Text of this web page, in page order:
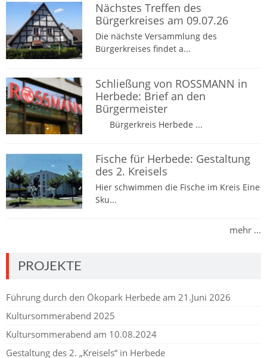
Nächstes Treffen des
Bürgerkreises am 09.07.26
Die nächste Versammlung des
Bürgerkreises findet a...
Schließung von ROSSMANN in
Herbede: Brief an den
Bürgermeister
Bürgerkreis Herbede ...
Fische für Herbede: Gestaltung
des 2. Kreisels
Hier schwimmen die Fische im Kreis Eine
Sku...
mehr ...
PROJEKTE
Führung durch den Ökopark Herbede am 21.Juni 2026
Kultursommerabend 2025
Kultursommerabend am 10.08.2024
Gestaltung des 2. „Kreisels“ in Herbede